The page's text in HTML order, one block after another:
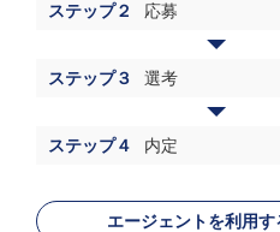
ステップ２ 応募
ステップ３ 選考
ステップ４ 内定
エージェントを利用す